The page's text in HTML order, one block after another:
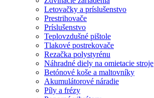
Letovačky a príslušenstvo
Prestrihovače
Príslušenstvo
Teplovzdušné pištole
Tlakové postrekovače
Rezačka polystyrénu
Náhradné diely na omietacie stroje
Betónové koše a maltovníky
Akumulátorové náradie
Píly a frézy